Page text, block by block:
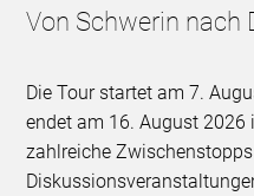
Von Schwerin nach
Die Tour startet am 7.
endet am 16. August 2026
zahlreiche